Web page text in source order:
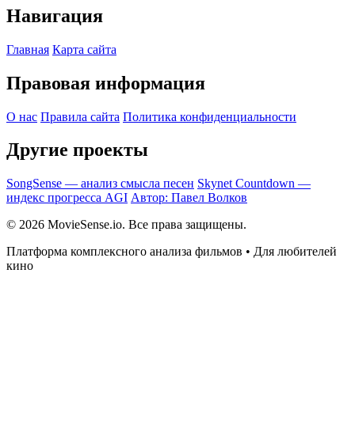
Навигация
Главная Карта сайта
Правовая информация
О нас Правила сайта Политика конфиденциальности
Другие проекты
SongSense — анализ смысла песен Skynet Countdown —
индекс прогресса AGI Автор: Павел Волков
© 2026 MovieSense.io. Все права защищены.
Платформа комплексного анализа фильмов • Для любителей
кино